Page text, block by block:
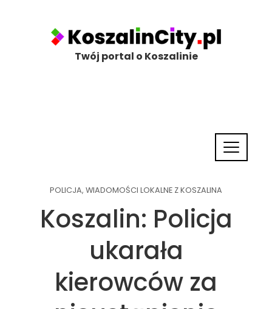
Twój portal o Koszalinie
POLICJA, WIADOMOŚCI LOKALNE Z KOSZALINA
Koszalin: Policja
ukarała
kierowców za